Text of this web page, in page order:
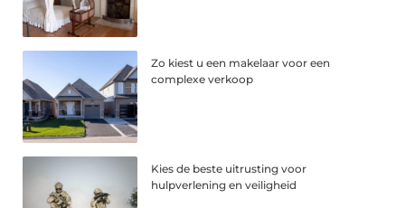
Zo kiest u een makelaar voor een
complexe verkoop
Kies de beste uitrusting voor
hulpverlening en veiligheid